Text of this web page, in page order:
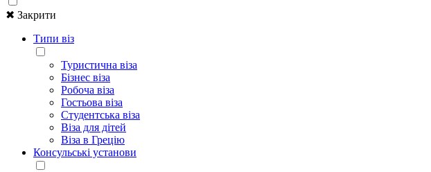
✖ Закрити
Типи віз
Туристична віза
Бізнес віза
Робоча віза
Гостьова віза
Студентська віза
Віза для дітей
Віза в Грецію
Консульські установи